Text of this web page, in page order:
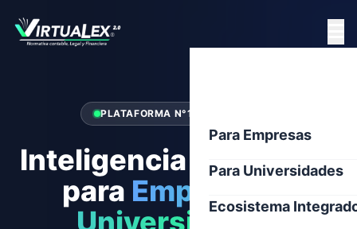
Para Empresas
Para Universidades
Ecosistema
PLATAFORMA N°1 EN ECUADOR
Inteligencia Normativa
para Empresas y
Universidades